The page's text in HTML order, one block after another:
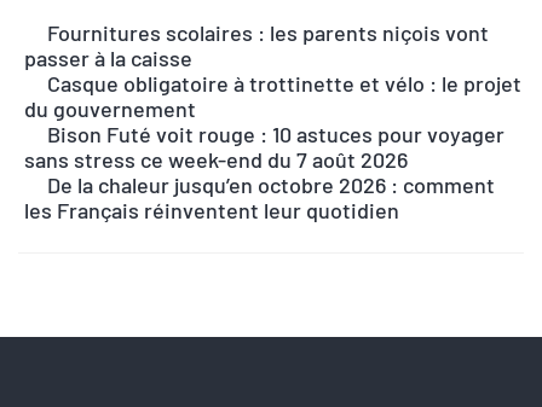
e
r
a
:
Fournitures scolaires : les parents niçois vont
passer à la caisse
Casque obligatoire à trottinette et vélo : le projet
du gouvernement
Bison Futé voit rouge : 10 astuces pour voyager
sans stress ce week-end du 7 août 2026
De la chaleur jusqu’en octobre 2026 : comment
les Français réinventent leur quotidien